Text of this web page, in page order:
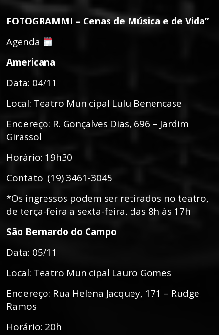
FOTOGRAMMI – Cenas de Música e de Vida”
Agenda
Americana
Data: 04/11
Local: Teatro Municipal Lulu Benencase
Endereço: R. Gonçalves Dias, 696 – Jardim
Girassol
Horário: 19h30
Contato: (19) 3461-3045
*Os ingressos podem ser retirados no teatro,
de terça-feira a sexta-feira, das 8h às 17h
São Bernardo do Campo
Data: 05/11
Local: Teatro Municipal Lauro Gomes
Endereço: Rua Helena Jacquey, 171 – Rudge
Ramos
Horário: 20h